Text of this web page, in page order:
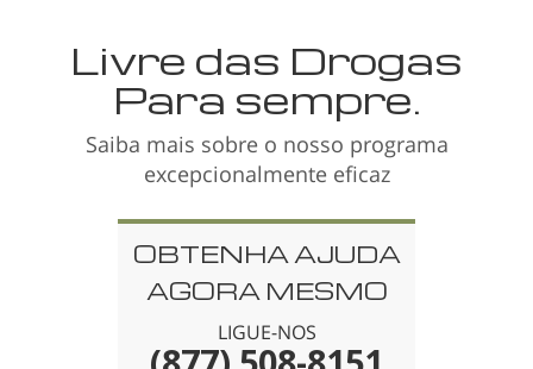
Livre das Drogas
Para sempre.
Saiba mais sobre o nosso programa
excepcionalmente eficaz
OBTENHA AJUDA
AGORA MESMO
LIGUE-NOS